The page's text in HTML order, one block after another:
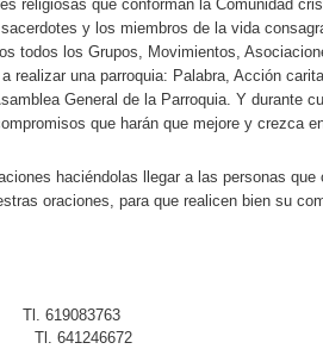
religiosas que conforman la Comunidad
y los miembros de la vida
todos los Grupos, Movimientos,
realizar una parroquia: Palabra, Acción
General de la Parroquia. Y durante
que harán que mejore y crezca
haciéndolas llegar a las personas que
oraciones, para que realicen bien su
Tl. 619083763
Tl. 641246672